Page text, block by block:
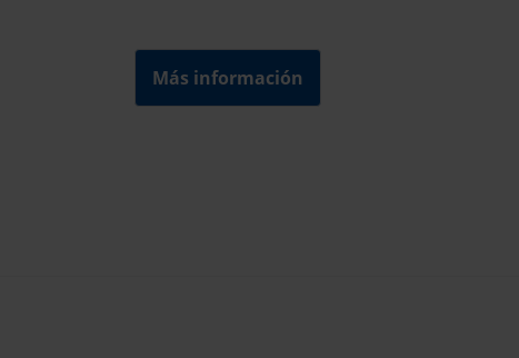
Más información